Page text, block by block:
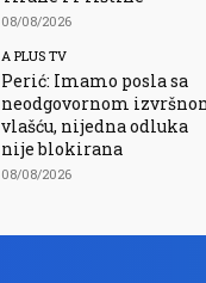
08/08/2026
A PLUS TV
Perić: Imamo posla sa
neodgovornom
vlašću, nijedna odluka
nije blokirana
08/08/2026